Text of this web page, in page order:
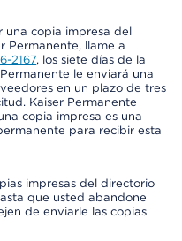
una copia impresa del
Permanente, llame a
2167, los siete días de la
le enviará una
en un plazo de tres
Kaiser Permanente
copia impresa es una
para recibir esta
impresas del directorio
que usted abandone
de enviarle las copias